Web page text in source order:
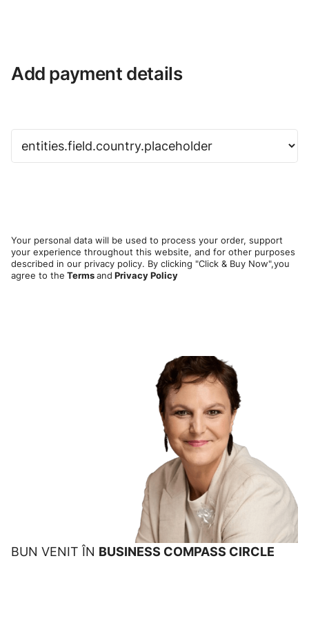
Add payment details
Your personal data will be used to process your order, support
your experience throughout this website, and for other purposes
described in our privacy policy. By clicking "Click & Buy Now",you
agree to the Termsand Privacy Policy
BUN VENIT ÎN BUSINESS COMPASS CIRCLE